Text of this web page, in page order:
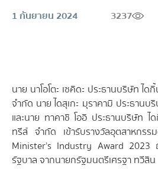
1 กันยายน 2024 3237
นาย นาโอโตะ เซคิดะ ประธานบริษัท ไ
จำกัด นาย ไดสุเกะ มุราคามิ ประธานบ
และนาย ทาคาชิ โออิ ประธานบริษัท
ทรีส์ จำกัด เข้ารับรางวัลอุตสาหกร
Minister’s Industry Award
รัฐบาล จากนายกรัฐมนตรีเศรฐา ทวีสิน